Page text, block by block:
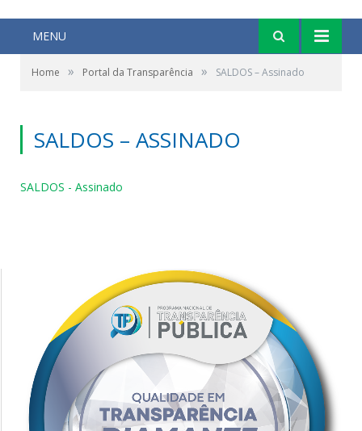
MENU
Home » Portal da Transparência » SALDOS – Assinado
SALDOS – ASSINADO
SALDOS - Assinado